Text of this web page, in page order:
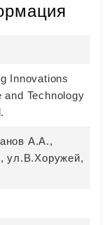
Innovations
and Technology
А.А.,
ул.В.Хоружей,